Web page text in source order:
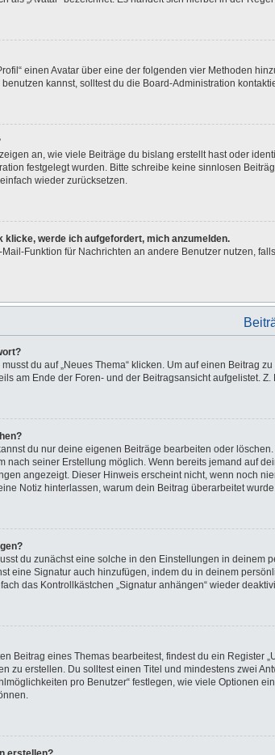
einen Avatar über eine der folgenden vier Methoden
kannst, solltest du die Board-Administration
an, wie viele Beiträge du bislang erstellt hast oder
festgelegt wurden. Bitte schreibe keine sinnlosen
wieder zurücksetzen.
klicke, werde ich aufgefordert, mich anzumelden.
Funktion für Nachrichten an andere Benutzer nutzen,
du auf „Neues Thema“ klicken. Um auf einen Beitrag
am Ende der Foren- und der Beitragsansicht aufgelistet. Z.
du nur deine eigenen Beiträge bearbeiten oder
nach seiner Erstellung möglich. Wenn bereits jemand auf
angezeigt. Dieser Hinweis erscheint nicht, wenn noch
Notiz hinterlassen, warum dein Beitrag überarbeitet
du zunächst eine solche in den Einstellungen in
eine Signatur auch hinzufügen, indem du in deinem
das Kontrollkästchen „Signatur anhängen“ wieder
Beitrag eines Themas bearbeitest, findest du ein
zu erstellen. Du solltest einen Titel und mindestens zwei
pro Benutzer“ festlegen, wie viele Optionen